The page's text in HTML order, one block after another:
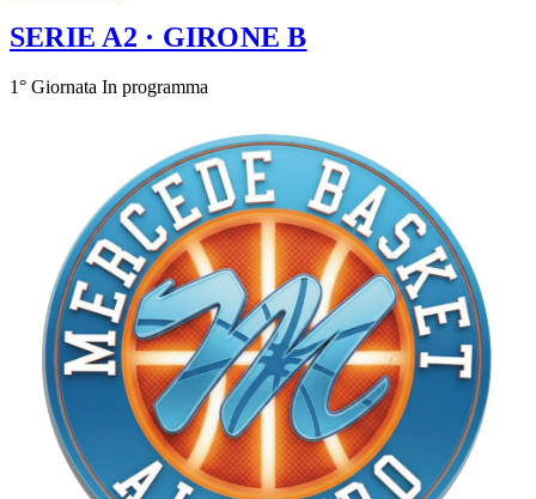
SERIE A2 · GIRONE B
1° Giornata In programma